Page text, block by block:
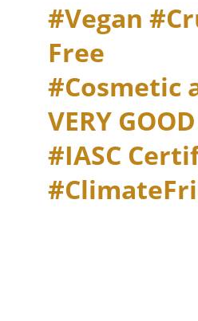
#Vegan
#Cosmetic
VERY
#IASC
#